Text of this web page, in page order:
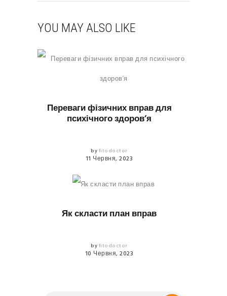
YOU MAY ALSO LIKE
Переваги фізичних вправ для
психічного здоров’я
by fitodoctor
11 Червня, 2023
Як скласти план вправ
by fitodoctor
10 Червня, 2023